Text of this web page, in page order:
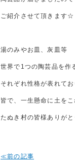
ご紹介させて頂きます☆
湯のみやお皿、灰皿等
世界で1つの陶芸品を作
それぞれ性格が表れて
皆で、一生懸命に土を
たぬき村の皆様ありがと
≪前の記事